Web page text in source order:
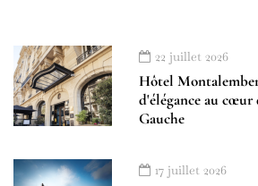
22 juillet 2026
Hôtel
d'élégance au cœur
Gauche
17 juillet 2026